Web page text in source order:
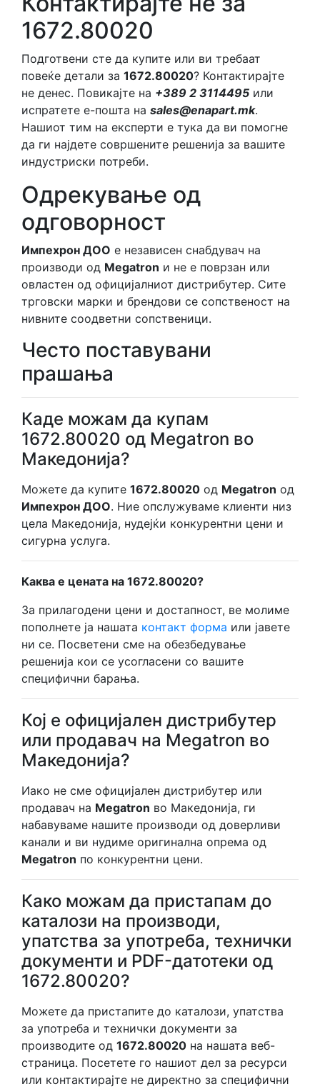
1672.80020
Подготвени сте да купите или ви требаат
повеќе детали за 1672.80020? Контактирајте
не денес. Повикајте на +389 2 3114495 или
испратете е-пошта на sales@enapart.mk.
Нашиот тим на експерти е тука да ви помогне
да ги најдете совршените решенија за вашите
индустриски потреби.
Одрекување од
одговорност
Импехрон ДОО е независен снабдувач на
производи од Megatron и не е поврзан или
овластен од официјалниот дистрибутер. Сите
трговски марки и брендови се сопственост на
нивните соодветни сопственици.
Често поставувани
прашања
Каде можам да купам
1672.80020 од Megatron во
Македонија?
Можете да купите 1672.80020 од Megatron од
Импехрон ДОО. Ние опслужуваме клиенти низ
цела Македонија, нудејќи конкурентни цени и
сигурна услуга.
Каква е цената на 1672.80020?
За прилагодени цени и достапност, ве молиме
пополнете ја нашата контакт форма или јавете
ни се. Посветени сме на обезбедување
решенија кои се усогласени со вашите
специфични барања.
Кој е официјален дистрибутер
или продавач на Megatron во
Македонија?
Иако не сме официјален дистрибутер или
продавач на Megatron во Македонија, ги
набавуваме нашите производи од доверливи
канали и ви нудиме оригинална опрема од
Megatron по конкурентни цени.
Како можам да пристапам до
каталози на производи,
упатства за употреба, технички
документи и PDF-датотеки од
1672.80020?
Можете да пристапите до каталози, упатства
за употреба и технички документи за
производите од 1672.80020 на нашата веб-
страница. Посетете го нашиот дел за ресурси
или контактирајте не директно за специфични